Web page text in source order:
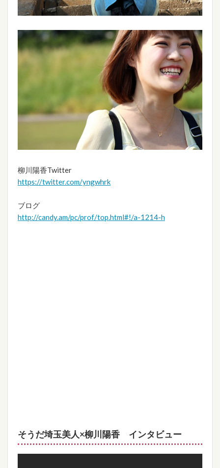
柳川陽香Twitter
https://twitter.com/yngwhrk
ブログ
http://candy.am/pc/prof/top.html#!/a-1214-h
そうだ埼玉美人×柳川陽香 インタビュー